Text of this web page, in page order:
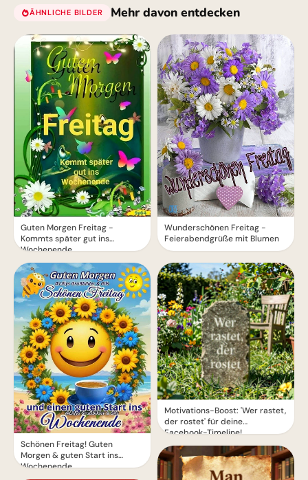
ÄHNLICHE BILDER Mehr davon entdecken
Guten Morgen Freitag -
Kommts später gut ins
Wochenende
Schönen Freitag! Guten
Morgen & guten Start ins
Wochenende
Wunderschönen Freitag -
Feierabendgrüße mit Blumen
Motivations-Boost: 'Wer rastet,
der rostet' für deine
Facebook-Timeline!